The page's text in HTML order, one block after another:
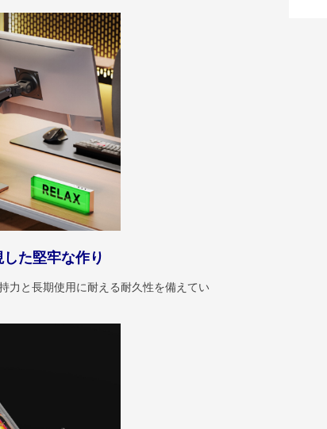
た堅牢な作り
力と長期使用に耐える耐久性を備えてい